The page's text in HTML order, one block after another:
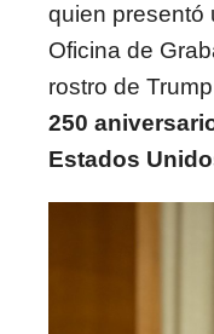
quien presentó
Oficina de
rostro de
250
Estados